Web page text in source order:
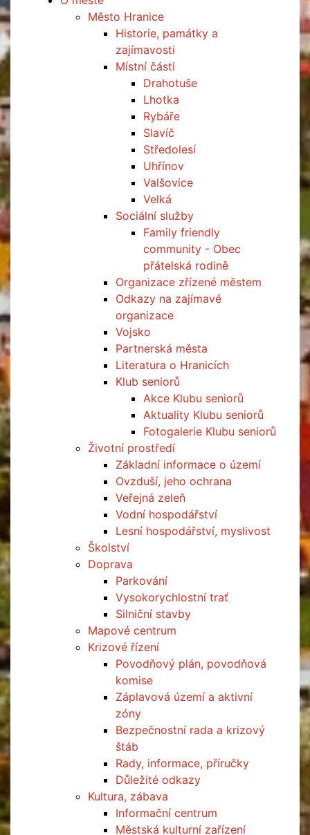
Město Hranice
Historie, památky a
zajímavosti
Místní části
Drahotuše
Lhotka
Rybáře
Slavíč
Středolesí
Uhřínov
Valšovice
Velká
Sociální služby
Family friendly
community - Obec
přátelská rodině
Organizace zřízené městem
Odkazy na zajímavé
organizace
Vojsko
Partnerská města
Literatura o Hranicích
Klub seniorů
Akce Klubu seniorů
Aktuality Klubu seniorů
Fotogalerie Klubu seniorů
Životní prostředí
Základní informace o území
Ovzduší, jeho ochrana
Veřejná zeleň
Vodní hospodářství
Lesní hospodářství, myslivost
Školství
Doprava
Parkování
Vysokorychlostní trať
Silniční stavby
Mapové centrum
Krizové řízení
Povodňový plán, povodňová
komise
Záplavová území a aktivní
zóny
Bezpečnostní rada a krizový
štáb
Rady, informace, příručky
Důležité odkazy
Kultura, zábava
Informační centrum
Městská kulturní zařízení